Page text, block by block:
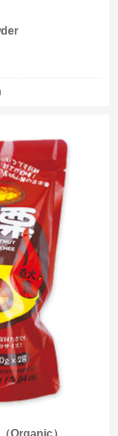
Organic）